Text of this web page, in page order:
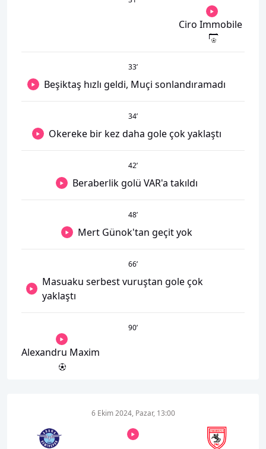
Ciro Immobile
33’
Beşiktaş hızlı geldi, Muçi sonlandıramadı
34’
Okereke bir kez daha gole çok yaklaştı
42’
Beraberlik golü VAR'a takıldı
48’
Mert Günok'tan geçit yok
66’
Masuaku serbest vuruştan gole çok
yaklaştı
90’
Alexandru Maxim
6 Ekim 2024, Pazar, 13:00